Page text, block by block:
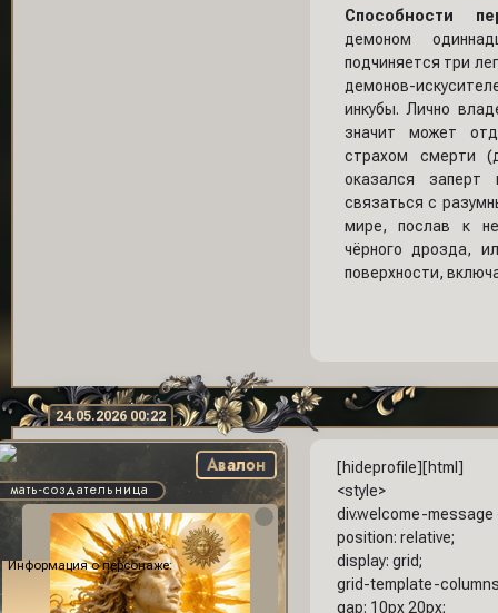
Способности
демоном
подчиняется три
демонов-
инкубы. Лично
значит может
страхом смерти
оказался заперт
связаться с
мире, послав к
чёрного дрозда,
поверхности,
24.05.2026 00:22
Авалон
мать-создательница
Информация о персонаже:
[hideprofile][html]
<style>
div.welcome-message
position: relative;
display: grid;
grid-template-
gap: 10px 20px;